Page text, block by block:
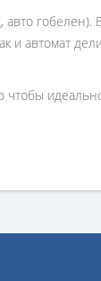
гобелен).
и автомат
чтобы